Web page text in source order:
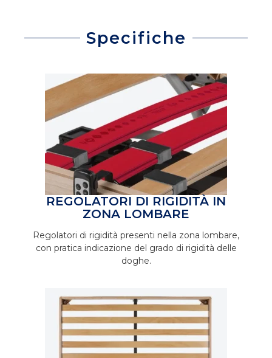
Specifiche
REGOLATORI DI RIGIDITÀ IN
ZONA LOMBARE
Regolatori di rigidità presenti nella zona lombare,
con pratica indicazione del grado di rigidità delle
doghe.